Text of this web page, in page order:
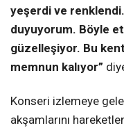
yeşerdi ve
duyuyorum. Böyle
güzelleşiyor. Bu
memnun kalıyor”
Konseri izlemeye
akşamlarını